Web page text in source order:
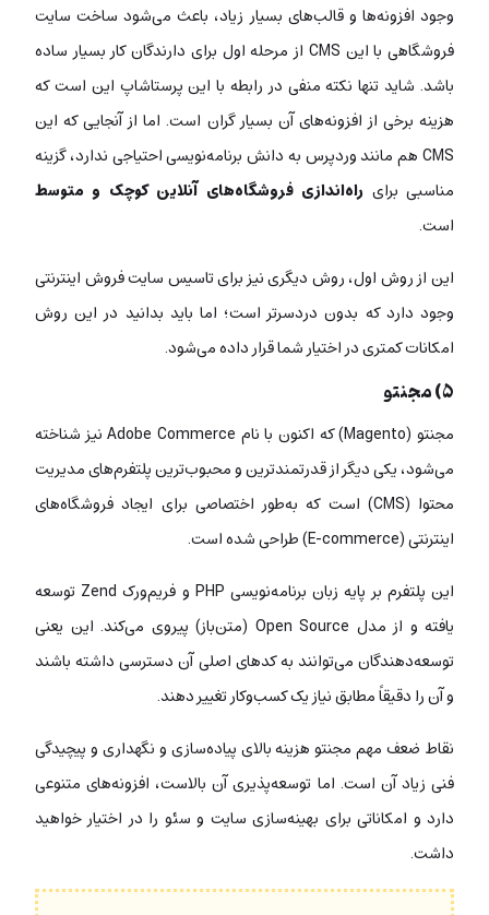
وجود افزونه‌ها و قالب‌های بسیار زیاد، باعث می‌شود ساخت سایت
فروشگاهی با این CMS از مرحله اول برای دارندگان کار بسیار ساده‌
باشد. شاید تنها نکته منفی در رابطه با این پرستاشاپ این است که
هزینه برخی از افزونه‌های آن بسیار گران است. اما از آنجایی که این
CMS هم مانند وردپرس به دانش برنامه‌نویسی احتیاجی ندارد،‌ گزینه
مناسبی برای راه‌اندازی فروشگاه‌های آنلاین کوچک و متوسط
است.
این از روش اول، روش دیگری نیز برای تاسیس سایت فروش اینترنتی
وجود دارد که بدون دردسرتر است؛ اما باید بدانید در این روش
امکانات کمتری در اختیار شما قرار داده می‌شود.
۵) مجنتو
مجنتو (Magento) که اکنون با نام Adobe Commerce نیز شناخته
می‌شود، یکی دیگر از قدرتمندترین و محبوب‌ترین پلتفرم‌های مدیریت
محتوا (CMS) است که به‌طور اختصاصی برای ایجاد فروشگاه‌های
اینترنتی (E-commerce) طراحی شده است.
این پلتفرم بر پایه زبان برنامه‌نویسی PHP و فریم‌ورک Zend توسعه
یافته و از مدل Open Source (متن‌باز) پیروی می‌کند. این یعنی
توسعه‌دهندگان می‌توانند به کدهای اصلی آن دسترسی داشته باشند
و آن را دقیقاً مطابق نیاز یک کسب‌وکار تغییر دهند.
نقاط ضعف مهم مجنتو هزینه بالای پیاده‌سازی و نگهداری و پیچیدگی
فنی زیاد آن است. اما توسعه‌پذیری آن بالاست، افزونه‌های متنوعی
دارد و امکاناتی برای بهینه‌سازی سایت و سئو را در اختیار خواهید
داشت.